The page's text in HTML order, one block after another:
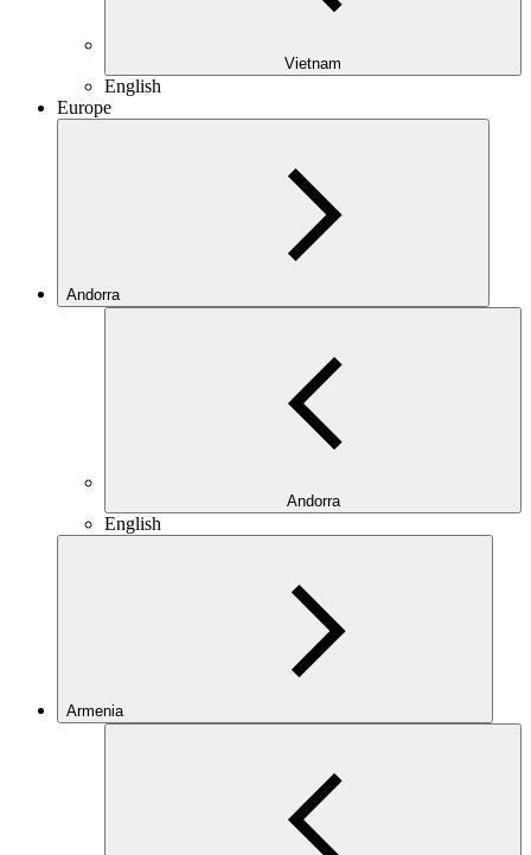
Vietnam
English
Europe
Andorra
Andorra
English
Armenia